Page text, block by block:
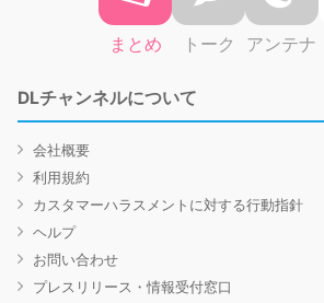
まとめ トーク アンテナ
DLチャンネルについて
会社概要
利用規約
カスタマーハラスメントに対する行動指針
ヘルプ
お問い合わせ
プレスリリース・情報受付窓口